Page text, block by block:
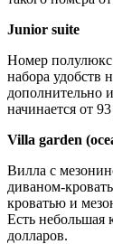
Junior suite
Номер
набора удобств
дополнительно
начинается от
Villa garden
Вилла с
диваном-
кроватью и
Есть небольшая
долларов.